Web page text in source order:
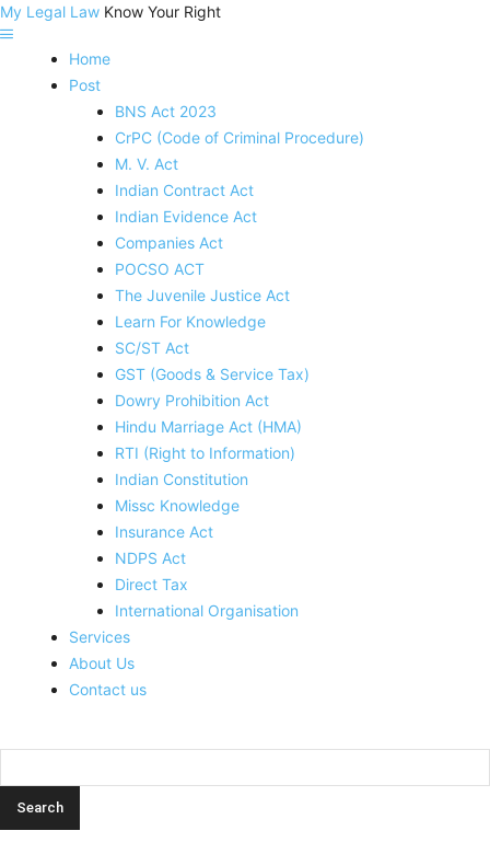
My Legal Law Know Your Right
Home
Post
BNS Act 2023
CrPC (Code of Criminal Procedure)
M. V. Act
Indian Contract Act
Indian Evidence Act
Companies Act
POCSO ACT
The Juvenile Justice Act
Learn For Knowledge
SC/ST Act
GST (Goods & Service Tax)
Dowry Prohibition Act
Hindu Marriage Act (HMA)
RTI (Right to Information)
Indian Constitution
Missc Knowledge
Insurance Act
NDPS Act
Direct Tax
International Organisation
Services
About Us
Contact us